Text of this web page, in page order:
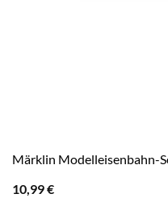
Märklin Modelleisenbahn-
10,99€